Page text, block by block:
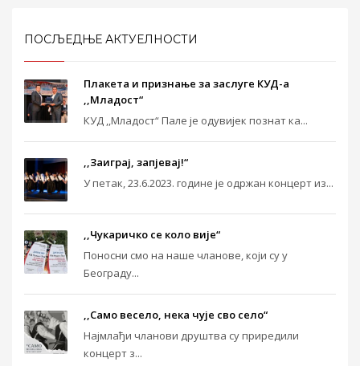
ПОСЉЕДЊЕ АКТУЕЛНОСТИ
Плакета и признање за заслуге КУД-а
,,Младост“
КУД ,,Младост“ Пале је одувијек познат ка...
,,Заиграј, запјевај!“
У петак, 23.6.2023. године је одржан концерт из...
,,Чукаричко се коло вије“
Поносни смо на наше чланове, који су у
Београду...
,,Само весело, нека чује сво село“
Најмлађи чланови друштва су приредили
концерт з...